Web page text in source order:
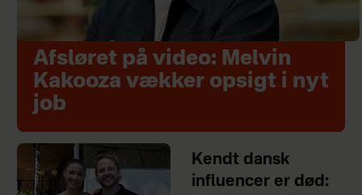
Afsløret på video: Melvin
Kakooza vækker opsigt i nyt
job
Kendt dansk
influencer er død: